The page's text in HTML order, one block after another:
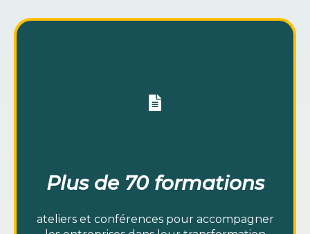
Plus de 70 formations
ateliers et conférences pour accompagner